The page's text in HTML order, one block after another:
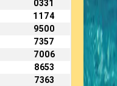
0331
1174
9500
7357
7006
8653
7363